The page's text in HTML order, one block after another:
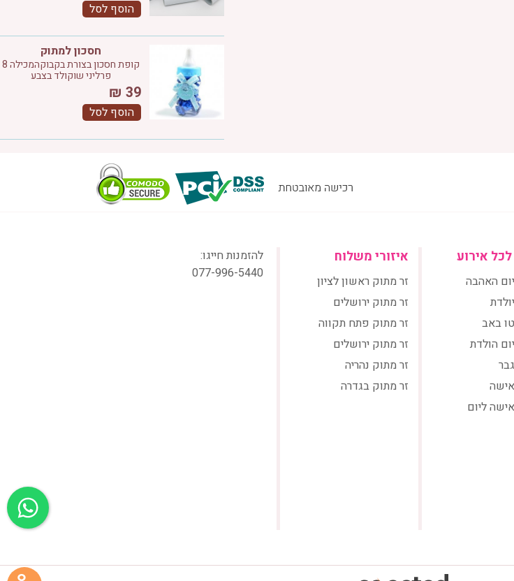
הוסף לסל
חסכון למתוק
קופת חסכון בצורת בקבוקהמכילה 8
פרליני שוקולד בצבע
39
₪
הוסף לסל
אירוע
האהבה
באב
הולדת
ליום
איזורי משלוח
זר מתוק ראשון לציון
זר מתוק ירושלים
זר מתוק פתח תקווה
זר מתוק ירושלים
זר מתוק נהריה
זר מתוק בגדרה
להזמנות חייגו:
077-996-5440